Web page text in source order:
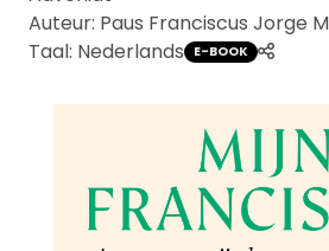
Auteur: Paus Franciscus Jorge
Taal: Nederlands E-BOOK